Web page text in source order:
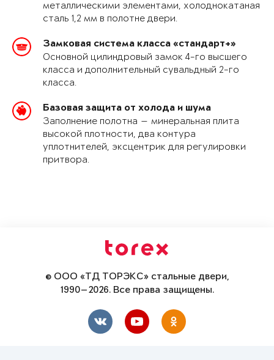
металлическими элементами, холоднокатаная
сталь 1,2 мм в полотне двери.
Замковая система класса «стандарт+»
Основной цилиндровый замок 4-го высшего
класса и дополнительный сувальдный 2-го
класса.
Базовая защита от холода и шума
Заполнение полотна — минеральная плита
высокой плотности, два контура
уплотнителей, эксцентрик для регулировки
притвора.
© ООО «ТД ТОРЭКС» стальные двери,
1990—2026. Все права защищены.